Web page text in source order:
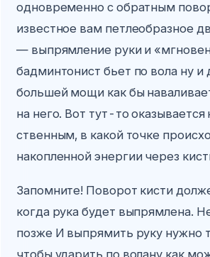
одновременно с обратным
известное вам петлеобразное
— выпрямление руки и
бадминтонист бьет по вола ну и
большей мощи как бы
на него. Вот тут-то
ственным, в какой точке
накопленной энергии через
Запомните! Поворот кисти
когда рука будет выпрямлена.
позже И выпрямить руку нужно